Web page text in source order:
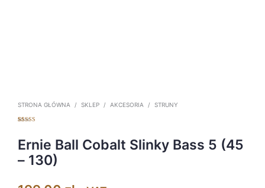
STRONA GŁÓWNA / SKLEP / AKCESORIA / STRUNY
podstawie
ocen
klientów
Ernie Ball Cobalt Slinky Bass 5 (45
– 130)